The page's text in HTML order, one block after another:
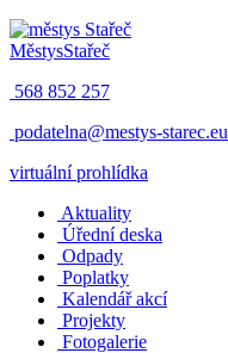
MěstysStařeč
568 852 257
podatelna@mestys-starec.eu
virtuální prohlídka
Aktuality
Úřední deska
Odpady
Poplatky
Kalendář akcí
Projekty
Fotogalerie